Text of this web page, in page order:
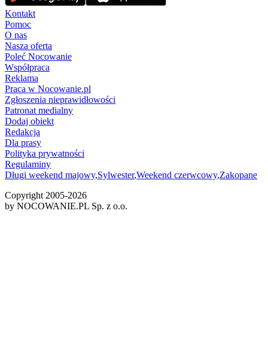
Kontakt
Pomoc
O nas
Nasza oferta
Poleć Nocowanie
Współpraca
Reklama
Praca w Nocowanie.pl
Zgłoszenia nieprawidłowości
Patronat medialny
Dodaj obiekt
Redakcja
Dla prasy
Polityka prywatności
Regulaminy
Długi weekend majowy,Sylwester,Weekend czerwcowy,Zakopane
Copyright 2005-2026
by NOCOWANIE.PL Sp. z o.o.